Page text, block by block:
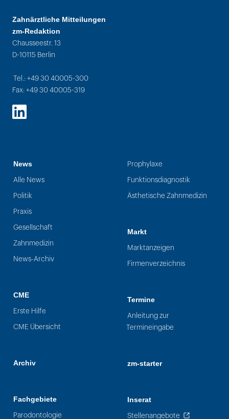
Zahnärztliche Mitteilungen
zm-Redaktion
Chausseestr. 13
D-10115 Berlin
Tel.: +49 30 40005-300
Fax: +49 30 40005-319
LinkedIn
News
Alle News
Politik
Praxis
Gesellschaft
Zahnmedizin
News-Archiv
CME
Erste Hilfe
CME Übersicht
Archiv
Fachgebiete
Parodontologie
Prophylaxe
Funktionsdiagnostik
Ästhetische Zahnmedizin
Markt
Marktanzeigen
Firmenverzeichnis
Termine
Anleitung zur
Termineingabe
zm-starter
Inserat
Stellenangebote